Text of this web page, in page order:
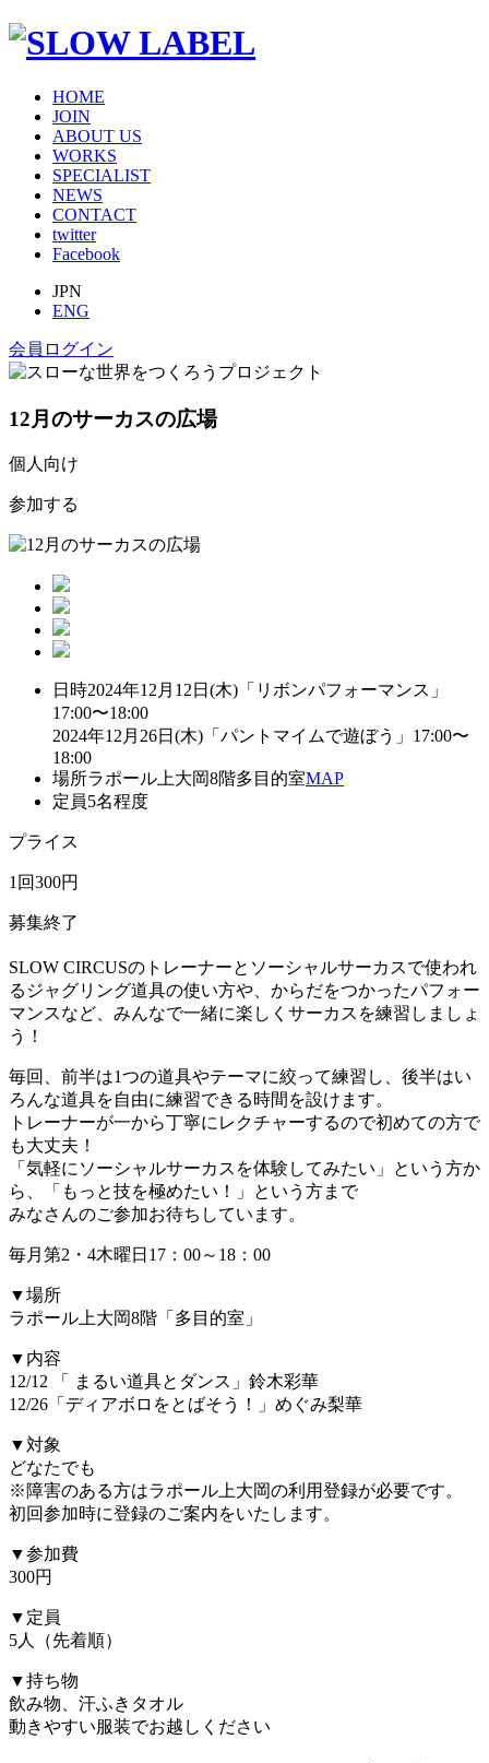
HOME
JOIN
ABOUT US
WORKS
SPECIALIST
NEWS
CONTACT
twitter
Facebook
JPN
ENG
会員ログイン
12月のサーカスの広場
個人向け
参加する
日時2024年12月12日(木)「リボンパフォーマンス」
17:00〜18:00
2024年12月26日(木)「パントマイムで遊ぼう」17:00〜
18:00
場所ラポール上大岡8階多目的室MAP
定員5名程度
プライス
1回300円
募集終了
SLOW CIRCUSのトレーナーとソーシャルサーカスで使われ
るジャグリング道具の使い方や、からだをつかったパフォー
マンスなど、みんなで一緒に楽しくサーカスを練習しましょ
う！
毎回、前半は1つの道具やテーマに絞って練習し、後半はい
ろんな道具を自由に練習できる時間を設けます。
トレーナーが一から丁寧にレクチャーするので初めての方で
も大丈夫！
「気軽にソーシャルサーカスを体験してみたい」という方か
ら、「もっと技を極めたい！」という方まで
みなさんのご参加お待ちしています。
毎月第2・4木曜日17：00～18：00
▼場所
ラポール上大岡8階「多目的室」
▼内容
12/12 「 まるい道具とダンス」鈴木彩華
12/26「ディアボロをとばそう！」めぐみ梨華
▼対象
どなたでも
※障害のある方はラポール上大岡の利用登録が必要です。
初回参加時に登録のご案内をいたします。
▼参加費
300円
▼定員
5人（先着順）
▼持ち物
飲み物、汗ふきタオル
動きやすい服装でお越しください